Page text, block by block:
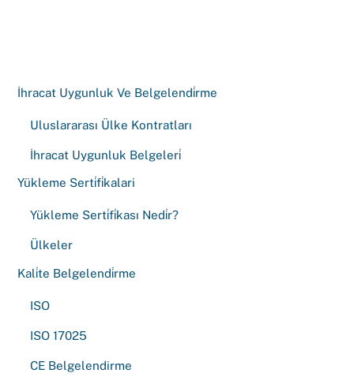
İhracat Uygunluk Ve Belgelendi̇rme
Uluslararası Ülke Kontratları
İhracat Uygunluk Belgeleri̇
Yükleme Serti̇fi̇kalari
Yükleme Serti̇fi̇kası Nedi̇r?
Ülkeler
Kali̇te Belgelendi̇rme
ISO
ISO 17025
CE Belgelendirme